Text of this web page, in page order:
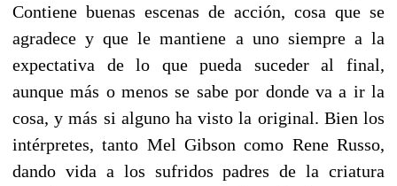
Contiene buenas escenas de acción, cosa que se
agradece y que le mantiene a uno siempre a la
expectativa de lo que pueda suceder al final,
aunque más o menos se sabe por donde va a ir la
cosa, y más si alguno ha visto la original. Bien los
intérpretes, tanto Mel Gibson como Rene Russo,
dando vida a los sufridos padres de la criatura